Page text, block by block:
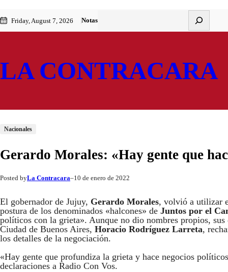
al
contenido
to
content
Friday, August 7, 2026 Notas
LA CONTRACARA
Nacionales
Gerardo Morales: «Hay gente que
Posted byLa Contracara–10 de enero de 2022
El gobernador de Jujuy, Gerardo Morales, volvió a utilizar
postura de los denominados «halcones» de Juntos por el
políticos con la grieta». Aunque no dio nombres propios,
Ciudad de Buenos Aires, Horacio Rodríguez Larreta,
los detalles de la negociación.
«Hay gente que profundiza la grieta y hace negocios
declaraciones a Radio Con Vos.